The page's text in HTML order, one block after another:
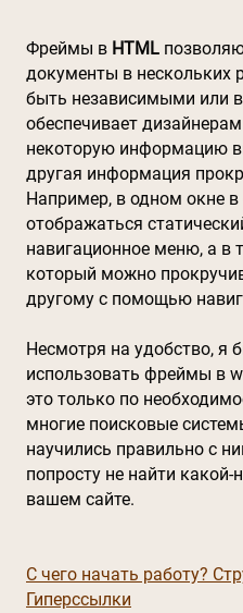
Фреймы в HTML
документы в нескольких
быть независимыми или
обеспечивает
некоторую информацию
другая информация
Например, в одном окне
отображаться
навигационное меню, а в
который можно
другому с помощью
Несмотря на удобство, я
использовать фреймы в
это только по
многие поисковые
научились правильно с
попросту не найти
вашем сайте.
С чего начать работу?
Гиперссылки